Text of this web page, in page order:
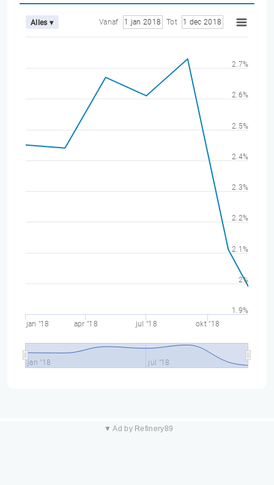
Alles ▾ Vanaf 1 jan 2018 Tot 1 dec 2018
jan "18 apr "18 jul "18 okt "18
jan "18 jul "18
1.9%
2%
2.1%
2.2%
2.3%
2.4%
2.5%
2.6%
2.7%
▼ Ad by Refinery89